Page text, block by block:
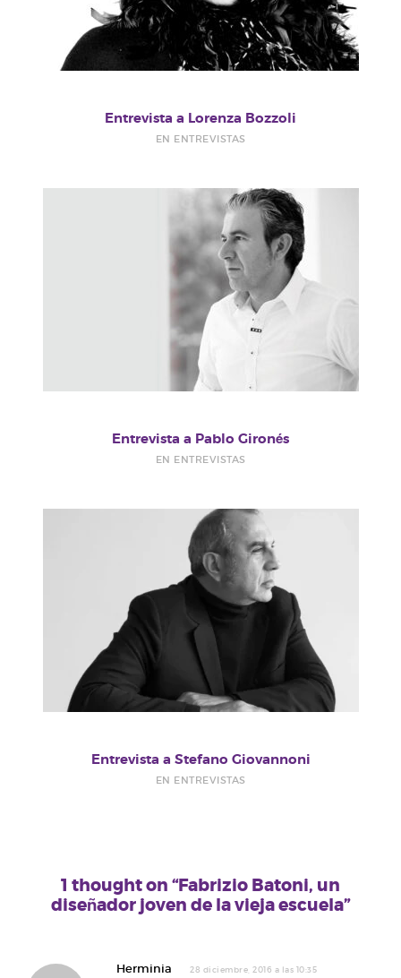
Entrevista a Lorenza Bozzoli
EN ENTREVISTAS
Entrevista a Pablo Gironés
EN ENTREVISTAS
Entrevista a Stefano Giovannoni
EN ENTREVISTAS
1 thought on “Fabrizio Batoni, un
diseñador joven de la vieja escuela”
Herminia 28 diciembre, 2016 a las 10:35